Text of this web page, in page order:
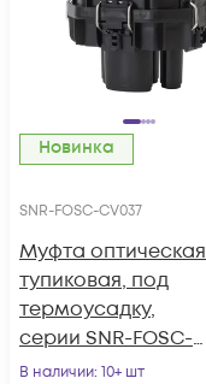
Новинка
SNR-FOSC-CV037
Муфта оптическая
тупиковая, под
термоусадку,
серии SNR-FOSC-
CV037
В наличии: 10+ шт